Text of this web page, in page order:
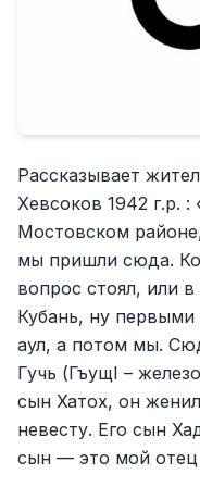
Рассказывает
Хевсоков 1942 г.р.
Мостовском
мы пришли сюда.
вопрос стоял, или
Кубань, ну
аул, а потом мы.
Гучь (ГъущI –
сын Хатох, он
невесту. Его сын
сын — это мой отец